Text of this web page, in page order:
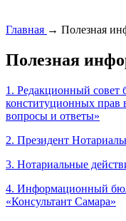
Главная → Полезная
Полезная
1. Редакционный совет
конституционных прав
вопросы и ответы»
2. Президент
3. Нотариальные
4. Информационный
«Консультант Самара»